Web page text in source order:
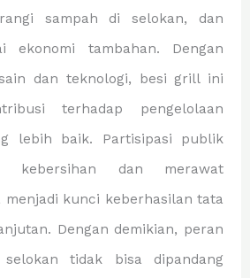
sampah di selokan, dan
ekonomi tambahan. Dengan
dan teknologi, besi grill ini
terhadap pengelolaan
lebih baik. Partisipasi publik
kebersihan dan merawat
kunci keberhasilan tata
Dengan demikian, peran
tidak bisa dipandang